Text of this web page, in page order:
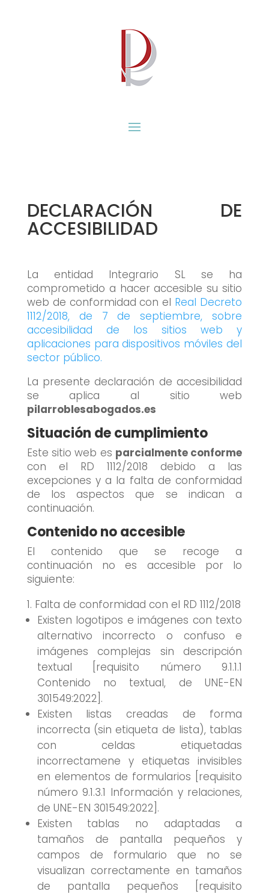
DECLARACIÓN DE
ACCESIBILIDAD
La entidad Integrario SL se ha
comprometido a hacer accesible su sitio
web de conformidad con el Real Decreto
1112/2018, de 7 de septiembre, sobre
accesibilidad de los sitios web y
aplicaciones para dispositivos móviles del
sector público.
La presente declaración de accesibilidad
se aplica al sitio web
pilarroblesabogados.es
Situación de cumplimiento
Este sitio web es parcialmente conforme
con el RD 1112/2018 debido a las
excepciones y a la falta de conformidad
de los aspectos que se indican a
continuación.
Contenido no accesible
El contenido que se recoge a
continuación no es accesible por lo
siguiente:
Falta de conformidad con el RD 1112/2018
Existen logotipos e imágenes con texto
alternativo incorrecto o confuso e
imágenes complejas sin descripción
textual [requisito número 9.1.1.1
Contenido no textual, de UNE-EN
301549:2022].
Existen listas creadas de forma
incorrecta (sin etiqueta de lista), tablas
con celdas etiquetadas
incorrectamene y etiquetas invisibles
en elementos de formularios [requisito
número 9.1.3.1 Información y relaciones,
de UNE-EN 301549:2022].
Existen tablas no adaptadas a
tamaños de pantalla pequeños y
campos de formulario que no se
visualizan correctamente en tamaños
de pantalla pequeños [requisito